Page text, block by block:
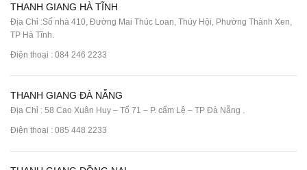
THANH GIANG HÀ TĨNH
Địa Chỉ :Số nhà 410, Đường Mai Thúc Loan, Thúy Hội, Phường Thành Xen,
TP Hà Tĩnh.
Điện thoại : 084 246 2233
THANH GIANG ĐÀ NẴNG
Địa Chỉ : 58 Cao Xuân Huy – Tổ 71 – P. cẩm Lệ – TP Đà Nẵng .
Điện thoại : 085 448 2233